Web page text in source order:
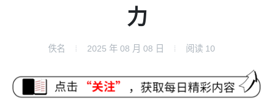
力
佚名 2025 年 08 月 08 日 阅读 10